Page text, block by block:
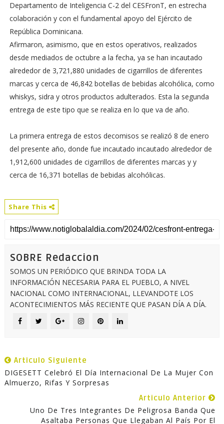
Departamento de Inteligencia C-2 del CESFronT, en estrecha
colaboración y con el fundamental apoyo del Ejército de
República Dominicana.
Afirmaron, asimismo, que en estos operativos, realizados
desde mediados de octubre a la fecha, ya se han incautado
alrededor de 3,721,880 unidades de cigarrillos de diferentes
marcas y cerca de 46,842 botellas de bebidas alcohólica, como
whiskys, sidra y otros productos adulterados. Esta la segunda
entrega de este tipo que se realiza en lo que va de año.
La primera entrega de estos decomisos se realizó 8 de enero
del presente año, donde fue incautado incautado alrededor de
1,912,600 unidades de cigarrillos de diferentes marcas y y
cerca de 16,371 botellas de bebidas alcohólicas.
Share This
SOBRE Redaccion
SOMOS UN PERIÓDICO QUE BRINDA TODA LA
INFORMACIÓN NECESARIA PARA EL PUEBLO, A NIVEL
NACIONAL COMO INTERNACIONAL, LLEVANDOTE LOS
ACONTECIMIENTOS MÁS RECIENTE QUE PASAN DÍA A DÍA.
Articulo Siguiente
DIGESETT Celebró El Día Internacional De La Mujer Con
Almuerzo, Rifas Y Sorpresas
Articulo Anterior
Uno De Tres Integrantes De Peligrosa Banda Que
Asaltaba Personas Que Llegaban Al País Por El